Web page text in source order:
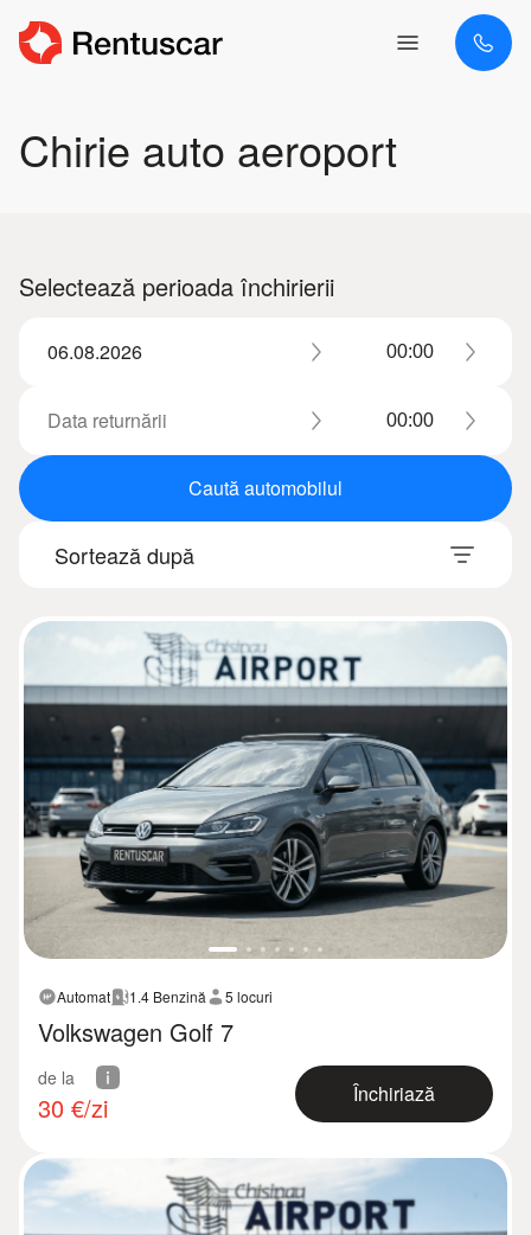
Chirie auto aeroport
Selectează perioada închirierii
Caută automobilul
Automat 1.4 Benzină 5 locuri
Volkswagen Golf 7
de la
30 €/zi Închiriază